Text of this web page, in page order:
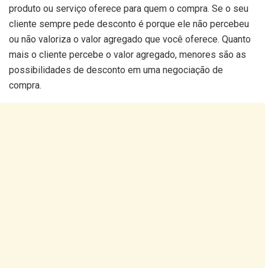
produto ou serviço oferece para quem o compra. Se o seu
cliente sempre pede desconto é porque ele não percebeu
ou não valoriza o valor agregado que você oferece. Quanto
mais o cliente percebe o valor agregado, menores são as
possibilidades de desconto em uma negociação de
compra.